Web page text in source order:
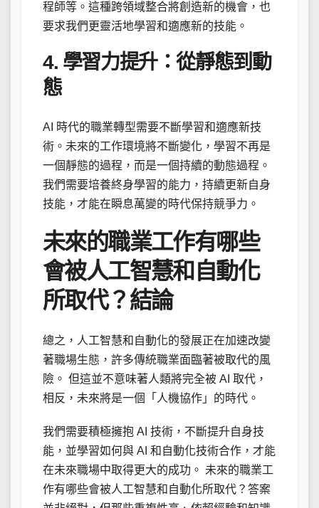
程師等。這種跨領域整合將創造新的機會，也
要求我們更靈活地學習和適應新的技能。
4. 學習力提升：從靜態到動
態
AI 時代的職業轉型需要不斷學習和適應新技
術。未來的工作環境將不斷變化，學習不再是
一個靜態的過程，而是一個持續的動態過程。
我們需要培養終身學習的能力，持續更新自身
技能，才能在瞬息萬變的時代保持競爭力。
未來的職業工作有哪些
會被人工智慧和自動化
所取代？結論
總之，人工智慧和自動化的發展正在加速改變
著職場生態，許多傳統職業面臨著被取代的風
險。 但這並不意味著人類將完全被 AI 取代，
相反，未來將是一個「人機協作」的時代。
我們需要積極擁抱 AI 技術，不斷提升自身技
能，並學習如何與 AI 和自動化技術合作，才能
在未來職場中取得更大的成功。 未來的職業工
作有哪些會被人工智慧和自動化所取代？答案